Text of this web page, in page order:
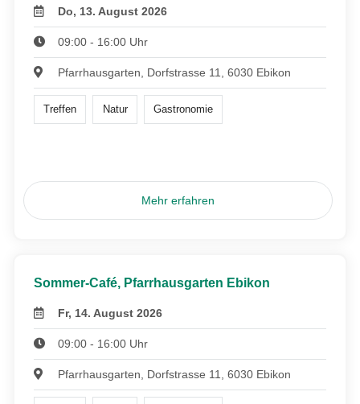
Do, 13. August 2026
09:00 - 16:00 Uhr
Pfarrhausgarten, Dorfstrasse 11, 6030 Ebikon
Treffen Natur Gastronomie
Mehr erfahren
Sommer-Café, Pfarrhausgarten Ebikon
Fr, 14. August 2026
09:00 - 16:00 Uhr
Pfarrhausgarten, Dorfstrasse 11, 6030 Ebikon